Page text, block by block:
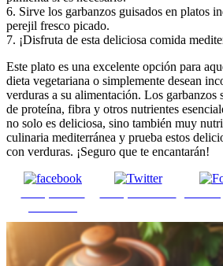
6. Sirve los garbanzos guisados en platos
perejil fresco picado.
7. ¡Disfruta de esta deliciosa comida
Este plato es una excelente opción para
dieta vegetariana o simplemente desean
verduras a su alimentación. Los garbanzos
de proteína, fibra y otros nutrientes
no solo es deliciosa, sino también muy
culinaria mediterránea y prueba estos
con verduras. ¡Seguro que te encantarán!